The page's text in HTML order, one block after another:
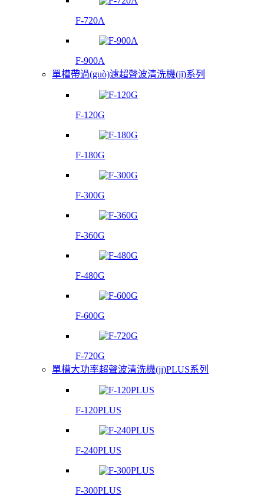
F-720A
F-900A
單槽帶過(guò)濾超聲波清洗機(jī)系列
F-120G
F-180G
F-300G
F-360G
F-480G
F-600G
F-720G
單槽大功率超聲波清洗機(jī)PLUS系列
F-120PLUS
F-240PLUS
F-300PLUS